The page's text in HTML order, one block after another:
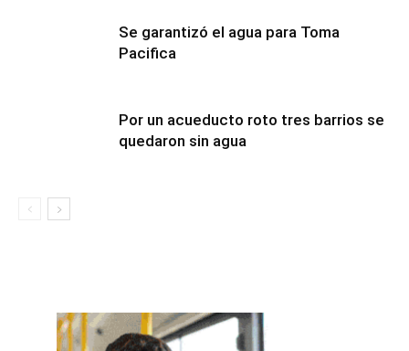
Se garantizó el agua para Toma
Pacifica
Por un acueducto roto tres barrios se
quedaron sin agua